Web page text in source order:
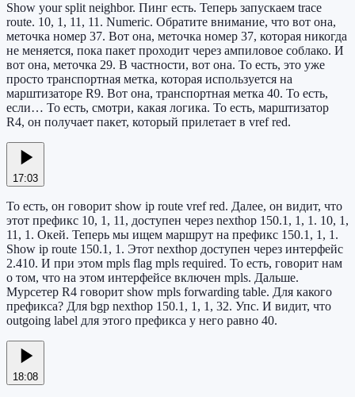
Show your split neighbor. Пинг есть. Теперь запускаем trace
route. 10, 1, 11, 11. Numeric. Обратите внимание, что вот она,
меточка номер 37. Вот она, меточка номер 37, которая никогда
не меняется, пока пакет проходит через ампиловое соблако. И
вот она, меточка 29. В частности, вот она. То есть, это уже
просто транспортная метка, которая используется на
марштизаторе R9. Вот она, транспортная метка 40. То есть,
если… То есть, смотри, какая логика. То есть, марштизатор
R4, он получает пакет, который прилетает в vref red.
17:03
То есть, он говорит show ip route vref red. Далее, он видит, что
этот префикс 10, 1, 11, доступен через nexthop 150.1, 1, 1. 10, 1,
11, 1. Окей. Теперь мы ищем маршрут на префикс 150.1, 1, 1.
Show ip route 150.1, 1. Этот nexthop доступен через интерфейс
2.410. И при этом mpls flag mpls required. То есть, говорит нам
о том, что на этом интерфейсе включен mpls. Дальше.
Мурсетер R4 говорит show mpls forwarding table. Для какого
префикса? Для bgp nexthop 150.1, 1, 1, 32. Упс. И видит, что
outgoing label для этого префикса у него равно 40.
18:08